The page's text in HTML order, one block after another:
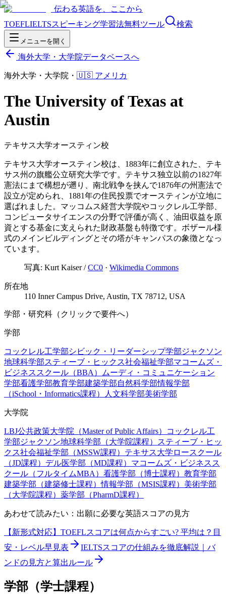
伝わる英語を、ここから
TOEFLIELTSスピーキング学習法無料ツール 検索
メニューを開く
海外大学・大学院データベースへ
海外大学・大学院 ・ 🇺🇸 アメリカ
The University of Texas at
Austin
テキサス大学オースティン校
テキサス大学オースティン校は、1883年に創立された、テキ
サス州の旗艦公立研究大学です。テキサス独立以前の1827年
憲法にまで構想が遡り、南北戦争を挟んで1876年の州憲法で
設立が定められ、1881年の住民投票でオースティンが立地に
選ばれました。マッコムス経営大学院やコックレル工学部、
コンピュータサイエンスの分野で評価が高く、油田収益を原
資とする基金に支えられた財政基盤も特徴です。ボザール様
式のメインビルディングとその塔がキャンパスの象徴となっ
ています。
写真: Kurt Kaiser/CC0 · Wikimedia Commons
所在地
110 Inner Campus Drive, Austin, TX 78712, USA
学部・研究科（クリックで要件へ）
学部
コックレル工学部シビック・リーダーシップ学部ジャクソン
地球科学部スティーブ・ヒックス社会福祉学部マコームズ・
ビジネススクール（BBA）
ムーディ・コミュニケーション
学部看護学部教育学部建築学部自然科学部情報学部
（iSchool・Informatics課程）
人文科学部美術学部
大学院
LBJ公共政策大学院（Master of Public Affairs）
コックレル工
学部ジャクソン地球科学部（大学院課程）
スティーブ・ヒッ
クス社会福祉学部（MSSW課程） テキサス大学ロースクール
（JD課程） デル医学部（MD課程） マコームズ・ビジネスス
クール（フルタイムMBA） 看護学部（博士課程） 教育学部
建築学部（建築修士課程）情報学部（MSIS課程） 美術学部
（大学院課程） 薬学部（PharmD課程）
あわせて読みたい：出願に必要な英語スコアの見方
【新形式対応】TOEFLスコアは何点からすごい? 平均は？目
安・レベル早見表
IELTSスコアの仕組みを徹底解説｜バ
ンドの見方と算出ルール
学部（学士課程）